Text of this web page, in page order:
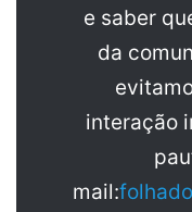
e saber
da
interação
mail: